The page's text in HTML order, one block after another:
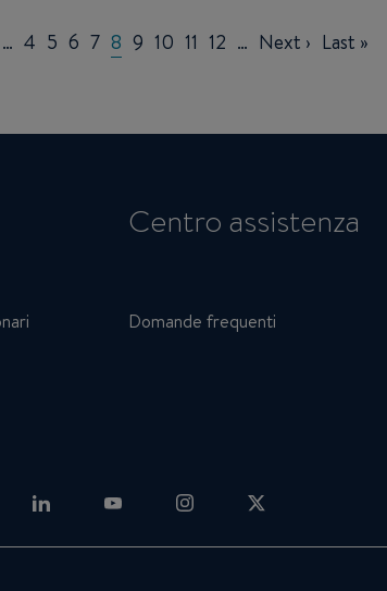
… Page
4 Page
5 Page
6 Page
7 Current
8 Page
9 Page
10 Page
11 Page
12 … Next
Next › Last
Last »
Centro assistenza
Domande frequenti